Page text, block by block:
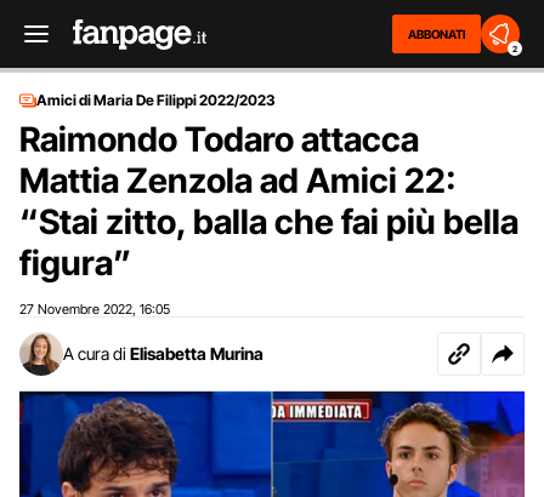
ABBONATI
2
Amici di Maria De Filippi 2022/2023
Raimondo Todaro attacca
Mattia Zenzola ad Amici 22:
“Stai zitto, balla che fai più bella
figura”
27 Novembre 2022 16:05
A cura di Elisabetta Murina